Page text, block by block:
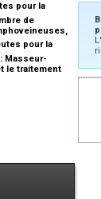
pour la
de
,
pour la
: Masseur-
le traitement